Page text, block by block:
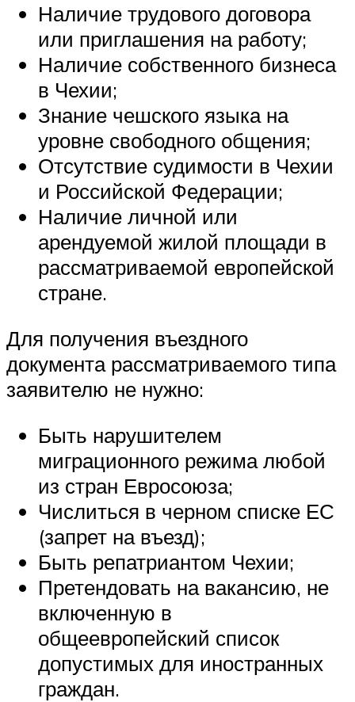
Наличие трудового договора
или приглашения на работу;
Наличие собственного бизнеса
в Чехии;
Знание чешского языка на
уровне свободного общения;
Отсутствие судимости в Чехии
и Российской Федерации;
Наличие личной или
арендуемой жилой площади в
рассматриваемой европейской
стране.
Для получения въездного
документа рассматриваемого типа
заявителю не нужно:
Быть нарушителем
миграционного режима любой
из стран Евросоюза;
Числиться в черном списке ЕС
(запрет на въезд);
Быть репатриантом Чехии;
Претендовать на вакансию, не
включенную в
общеевропейский список
допустимых для иностранных
граждан.